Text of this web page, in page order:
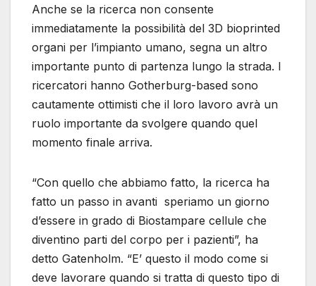
Anche se la ricerca non consente
immediatamente la possibilità del 3D bioprinted
organi per l’impianto umano, segna un altro
importante punto di partenza lungo la strada. I
ricercatori hanno Gotherburg-based sono
cautamente ottimisti che il loro lavoro avrà un
ruolo importante da svolgere quando quel
momento finale arriva.
“Con quello che abbiamo fatto, la ricerca ha
fatto un passo in avanti speriamo un giorno
d’essere in grado di Biostampare cellule che
diventino parti del corpo per i pazienti”, ha
detto Gatenholm. “E’ questo il modo come si
deve lavorare quando si tratta di questo tipo di